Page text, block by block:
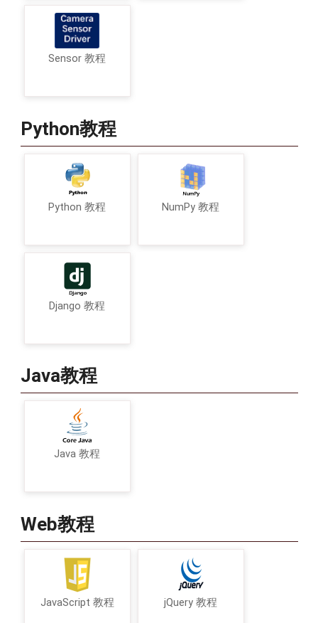
Sensor 教程
Python教程
Python 教程 NumPy 教程
Django 教程
Java教程
Java 教程
Web教程
JavaScript 教程 jQuery 教程